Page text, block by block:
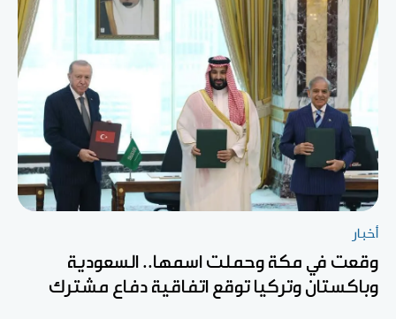
أخبار
وقعت في مكة وحملت اسمها.. السعودية
وباكستان وتركيا توقع اتفاقية دفاع مشترك